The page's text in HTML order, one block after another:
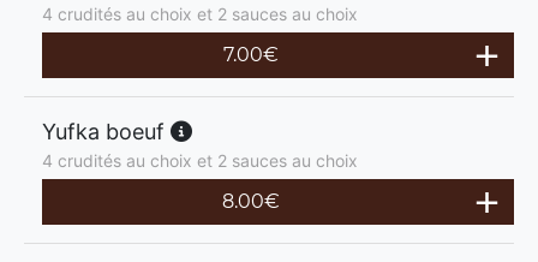
4 crudités au choix et 2 sauces au choix
7.00€
Yufka boeuf
4 crudités au choix et 2 sauces au choix
8.00€